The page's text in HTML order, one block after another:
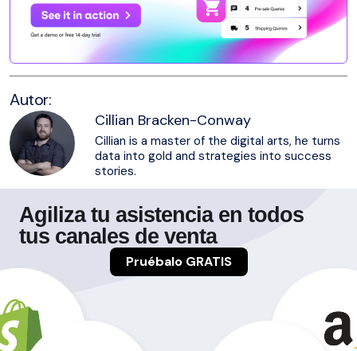
Autor:
Cillian Bracken-Conway
Cillian is a master of the digital arts, he turns
data into gold and strategies into success
stories.
Agiliza tu asistencia en todos
tus canales de venta
Pruébalo GRATIS